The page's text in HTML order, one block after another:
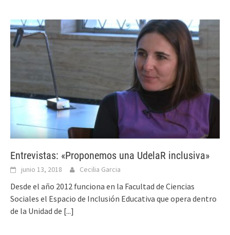
Entrevistas: «Proponemos una UdelaR inclusiva»
junio 13, 2018 Cecilia Garcia
Desde el año 2012 funciona en la Facultad de Ciencias
Sociales el Espacio de Inclusión Educativa que opera dentro
de la Unidad de [...]